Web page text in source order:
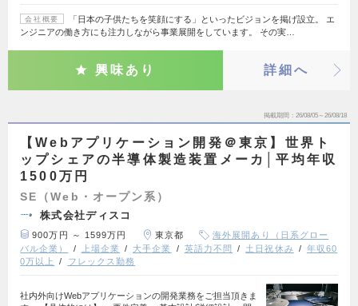
会社概要
「日本の子供たちを笑顔にする」といったビジョンを掲げ設立。 エ
ンジニアの働き方にも注力しながら事業展開をしています。 その実…
興味あり 詳細へ
掲載期間 26/08/05～26/08/18
【Webアプリケーション開発＠東京】世界ト
ップシェアの半導体製造装置メーカ│平均年収
1500万円
SE（Web・オープン系）
株式会社ディスコ
900万円 ～ 1599万円 東京都
海外展開あり（日系グロー
バル企業）
上場企業 大手企業 英語力不問 土日祝休み
年収60
0万以上
フレックス勤務
社内外向けWebアプリケーションの開発業務をご担当頂きま